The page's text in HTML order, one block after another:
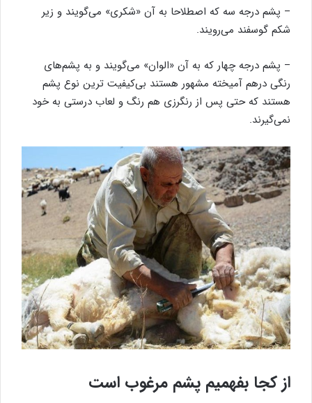
– پشم درجه سه که اصطلاحا به آن «شکری» می‌گویند و زیر
شکم گوسفند می‌رویند.
– پشم درجه چهار که به آن «الوان» می‌گویند و به پشم‌های
رنگی درهم آمیخته مشهور هستند بی‌کیفیت ترین نوع پشم
هستند که حتی پس از رنگرزی هم رنگ و لعاب درستی به خود
نمی‌گیرند.
از کجا بفهمیم پشم مرغوب است